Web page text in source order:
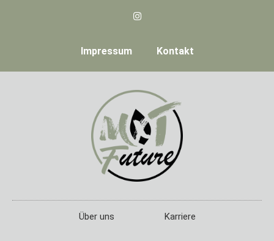
Impressum Kontakt
Über uns Karriere